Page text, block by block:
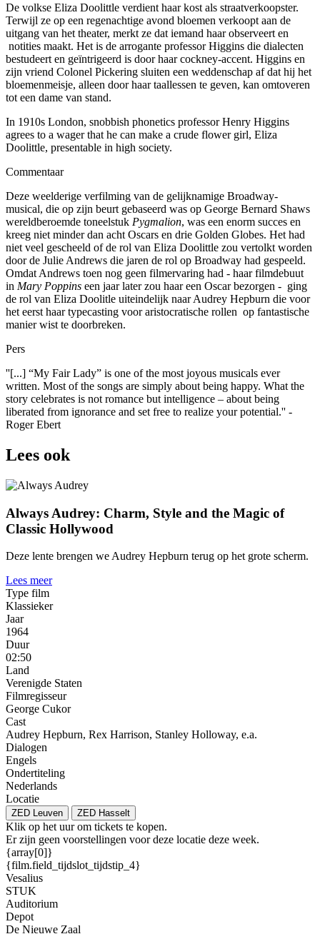
De volkse Eliza Doolittle verdient haar kost als straatverkoopster.
Terwijl ze op een regenachtige avond bloemen verkoopt aan de
uitgang van het theater, merkt ze dat iemand haar observeert en
notities maakt. Het is de arrogante professor Higgins die dialecten
bestudeert en geïntrigeerd is door haar cockney-accent. Higgins en
zijn vriend Colonel Pickering sluiten een weddenschap af dat hij het
bloemenmeisje, alleen door haar taal­lessen te geven, kan omtoveren
tot een dame van stand.
In 1910s London, snobbish phonetics professor Henry Higgins
agrees to a wager that he can make a crude flower girl, Eliza
Doolittle, presentable in high society.
Commentaar
Deze weelderige verfilming van de gelijknamige Broadway-
musical, die op zijn beurt gebaseerd was op George Bernard Shaws
wereldberoemde toneelstuk Pygmalion, was een enorm succes en
kreeg niet minder dan acht Oscars en drie Golden Globes. Het had
niet veel gescheeld of de rol van Eliza Doolittle zou vertolkt worden
door de Julie Andrews die jaren de rol op Broadway had gespeeld.
Omdat Andrews toen nog geen filmervaring had - haar filmdebuut
in Mary Poppins een jaar later zou haar een Oscar bezorgen - ging
de rol van Eliza Doolitle uiteindelijk naar Audrey Hepburn die voor
het eerst haar typecasting voor aristocratische rollen op fantastische
manier wist te doorbreken.
Pers
''[...] “My Fair Lady” is one of the most joyous musicals ever
written. Most of the songs are simply about being happy. What the
story celebrates is not romance but intelligence – about being
liberated from ignorance and set free to realize your potential.'' -
Roger Ebert
Lees ook
Always Audrey: Charm, Style and the Magic of
Classic Hollywood
Deze lente brengen we Audrey Hepburn terug op het grote scherm.
Lees meer
Type film
Klassieker
Jaar
1964
Duur
02:50
Land
Verenigde Staten
Filmregisseur
George Cukor
Cast
Audrey Hepburn, Rex Harrison, Stanley Holloway, e.a.
Dialogen
Engels
Ondertiteling
Nederlands
Locatie
ZED Leuven ZED Hasselt
Klik op het uur om tickets te kopen.
Er zijn geen voorstellingen voor deze locatie deze week.
{array[0]}
{film.field_tijdslot_tijdstip_4}
Vesalius
STUK
Auditorium
Depot
De Nieuwe Zaal